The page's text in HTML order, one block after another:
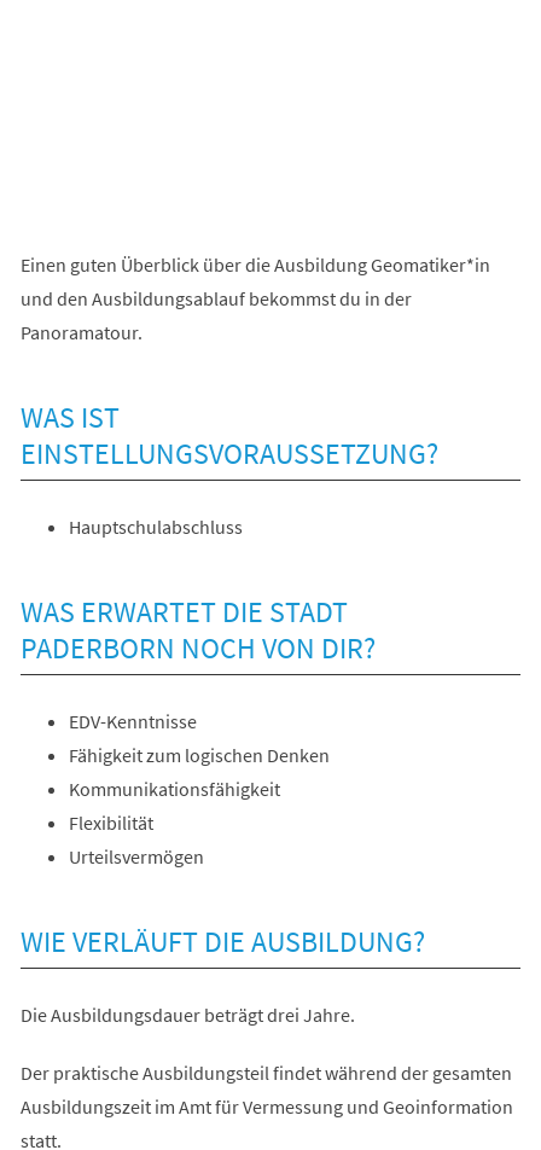
Einen guten Überblick über die Ausbildung Geomatiker*in
und den Ausbildungsablauf bekommst du in der
Panoramatour.
(Öffnet
neuen
Tab)
WAS IST
EINSTELLUNGSVORAUSSETZUNG?
Hauptschulabschluss
WAS ERWARTET DIE STADT
PADERBORN NOCH VON DIR?
EDV-Kenntnisse
Fähigkeit zum logischen Denken
Kommunikationsfähigkeit
Flexibilität
Urteilsvermögen
WIE VERLÄUFT DIE AUSBILDUNG?
Die Ausbildungsdauer beträgt drei Jahre.
Der praktische Ausbildungsteil findet während der gesamten
Ausbildungszeit im Amt für Vermessung und Geoinformation
statt.